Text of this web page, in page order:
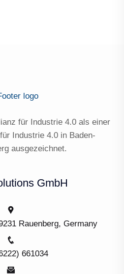
für Industrie 4.0 als einer
Industrie 4.0 in Baden-
ausgezeichnet.
GmbH
Rauenberg, Germany
661034